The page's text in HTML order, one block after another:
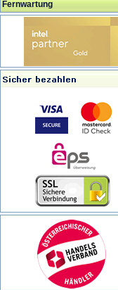
Fernwartung